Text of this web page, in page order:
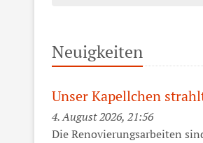
Neuigkeiten
Unser Kapellchen
4. August 2026, 21:56
Die Renovierungsarbeiten